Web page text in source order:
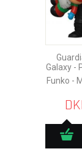
Galaxy -
Funko -